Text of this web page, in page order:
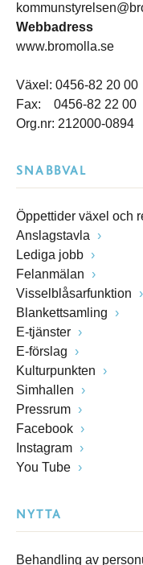
Webbadress
www.bromolla.se
Växel: 0456-82 20 00
Fax: 0456-82 22 00
Org.nr: 212000-0894
SNABBVAL
Öppettider växel och
Anslagstavla
Lediga jobb
Felanmälan
Visselblåsarfunktion
Blankettsamling
E-tjänster
E-förslag
Kulturpunkten
Simhallen
Pressrum
Facebook
Instagram
You Tube
NYTTA
Behandling av